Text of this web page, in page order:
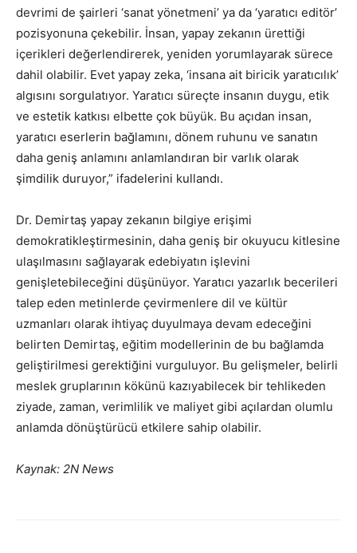
devrimi de şairleri ‘sanat yönetmeni’ ya da ‘yaratıcı editör’
pozisyonuna çekebilir. İnsan, yapay zekanın ürettiği
içerikleri değerlendirerek, yeniden yorumlayarak sürece
dahil olabilir. Evet yapay zeka, ‘insana ait biricik yaratıcılık’
algısını sorgulatıyor. Yaratıcı süreçte insanın duygu, etik
ve estetik katkısı elbette çok büyük. Bu açıdan insan,
yaratıcı eserlerin bağlamını, dönem ruhunu ve sanatın
daha geniş anlamını anlamlandıran bir varlık olarak
şimdilik duruyor,” ifadelerini kullandı.
Dr. Demirtaş yapay zekanın bilgiye erişimi
demokratikleştirmesinin, daha geniş bir okuyucu kitlesine
ulaşılmasını sağlayarak edebiyatın işlevini
genişletebileceğini düşünüyor. Yaratıcı yazarlık becerileri
talep eden metinlerde çevirmenlere dil ve kültür
uzmanları olarak ihtiyaç duyulmaya devam edeceğini
belirten Demirtaş, eğitim modellerinin de bu bağlamda
geliştirilmesi gerektiğini vurguluyor. Bu gelişmeler, belirli
meslek gruplarının kökünü kazıyabilecek bir tehlikeden
ziyade, zaman, verimlilik ve maliyet gibi açılardan olumlu
anlamda dönüştürücü etkilere sahip olabilir.
Kaynak: 2N News